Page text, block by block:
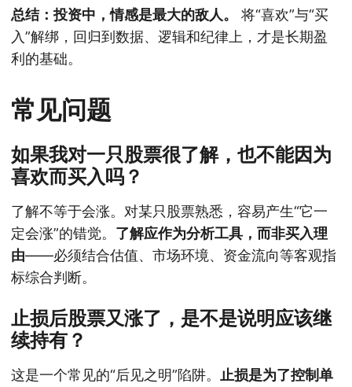
总结：投资中，情感是最大的敌人。
将“喜欢”与“买
入”解绑，回归到数据、逻辑和纪律上，才是长期盈
利的基础。
常见问题
如果我对一只股票很了解，也不能因为
喜欢而买入吗？
了解不等于会涨。对某只股票熟悉，容易产生“它一
定会涨”的错觉。 了解应作为分析工具，而非买入理
由——必须结合估值、市场环境、资金流向等客观指
标综合判断。
止损后股票又涨了，是不是说明应该继
续持有？
这是一个常见的“后见之明”陷阱。
止损是为了控制单